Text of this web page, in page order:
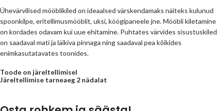
Ühevärvilised mööblikiled on ideaalsed värskendamaks näiteks kulunud
spoonkilpe, eritellimusmööblit, uksi, köögipaneele jne. Mööbli kiletamine
on kordades odavam kui uue ehitamine. Puhtates värvides sisustuskiled
on saadaval mati ja läikiva pinnaga ning saadaval pea kõikides
enimkasutatavates toonides.
Toode on järeltellimisel
Järeltellimise tarneaeg 2 nädalat